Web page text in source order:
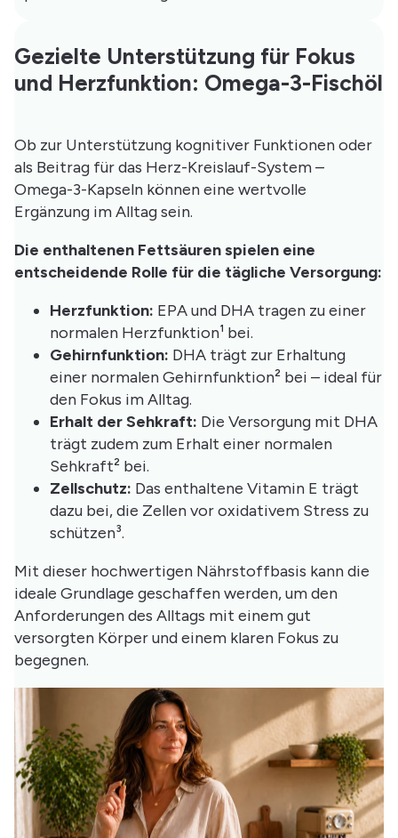
Gezielte Unterstützung für Fokus
und Herzfunktion: Omega-3-Fischöl
Ob zur Unterstützung kognitiver Funktionen oder
als Beitrag für das Herz-Kreislauf-System –
Omega-3-Kapseln können eine wertvolle
Ergänzung im Alltag sein.
Die enthaltenen Fettsäuren spielen eine
entscheidende Rolle für die tägliche Versorgung:
Herzfunktion: EPA und DHA tragen zu einer
normalen Herzfunktion¹ bei.
Gehirnfunktion: DHA trägt zur Erhaltung
einer normalen Gehirnfunktion² bei – ideal für
den Fokus im Alltag.
Erhalt der Sehkraft: Die Versorgung mit DHA
trägt zudem zum Erhalt einer normalen
Sehkraft² bei.
Zellschutz: Das enthaltene Vitamin E trägt
dazu bei, die Zellen vor oxidativem Stress zu
schützen³.
Mit dieser hochwertigen Nährstoffbasis kann die
ideale Grundlage geschaffen werden, um den
Anforderungen des Alltags mit einem gut
versorgten Körper und einem klaren Fokus zu
begegnen.